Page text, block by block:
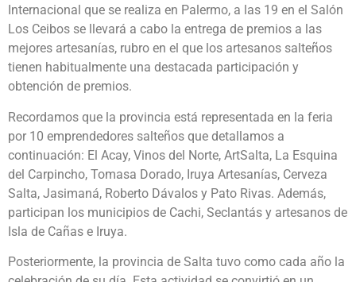
Internacional que se realiza en Palermo, a las 19 en el Salón
Los Ceibos se llevará a cabo la entrega de premios a las
mejores artesanías, rubro en el que los artesanos salteños
tienen habitualmente una destacada participación y
obtención de premios.
Recordamos que la provincia está representada en la feria
por 10 emprendedores salteños que detallamos a
continuación: El Acay, Vinos del Norte, ArtSalta, La Esquina
del Carpincho, Tomasa Dorado, Iruya Artesanías, Cerveza
Salta, Jasimaná, Roberto Dávalos y Pato Rivas. Además,
participan los municipios de Cachi, Seclantás y artesanos de
Isla de Cañas e Iruya.
Posteriormente, la provincia de Salta tuvo como cada año la